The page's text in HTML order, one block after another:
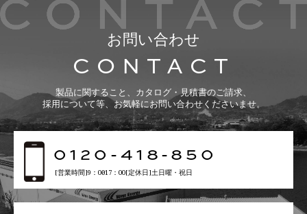
お問い合わせ
CONTACT
製品に関すること、カタログ・見積書のご請求、
採用について等、お気軽にお問い合わせくださいませ。
0120-418-850
[営業時間]9：00〜17：00[定休日]土日曜・祝日